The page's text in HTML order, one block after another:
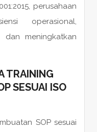
perusahaan
operasional,
dan meningkatkan
TRAINING
SESUAI ISO
SOP sesuai